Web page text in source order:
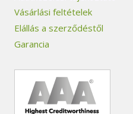
Vásárlási feltételek
Elállás a szerződéstől
Garancia